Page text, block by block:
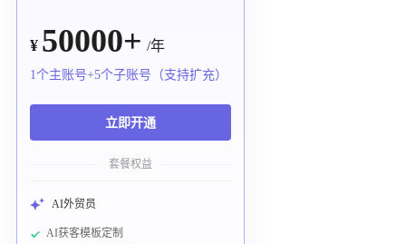
¥ 50000+ /年
1个主账号+5个子账号（支持扩充）
立即开通
套餐权益
AI外贸员
AI获客模板定制